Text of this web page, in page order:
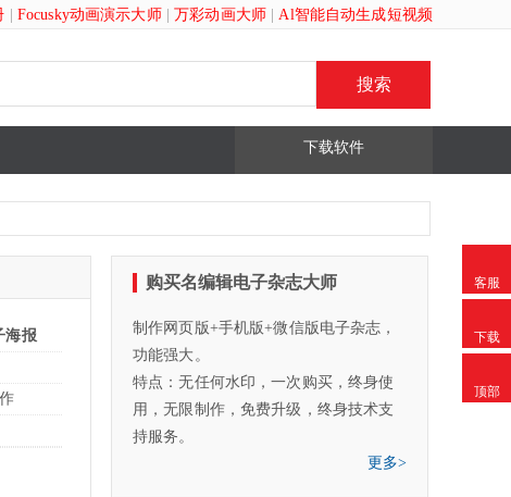
Focusky动画演示大师 |万彩动画大师 |Al智能自动生成短视频
下载软件
海报
购买名编辑电子杂志大师
制作网页版+手机版+微信版电子杂志，
功能强大。
特点：无任何水印，一次购买，终身使
用，无限制作，免费升级，终身技术支
持服务。
更多>
客服
下载
顶部